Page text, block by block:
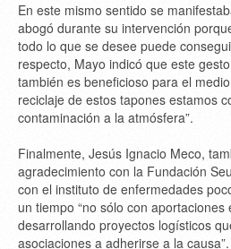
En este mismo sentido se
abogó durante su intervención
todo lo que se desee puede
respecto, Mayo indicó que este
también es beneficioso para el
reciclaje de estos tapones estamos
contaminación a la atmósfera”.
Finalmente, Jesús Ignacio Meco,
agradecimiento con la Fundación
con el instituto de enfermedades
un tiempo “no sólo con aportaciones
desarrollando proyectos logísticos
asociaciones a adherirse a la causa”.